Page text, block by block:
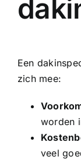
Een
zich mee:
worden
veel